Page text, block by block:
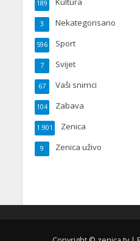
189
Nekategorisano
3
Sport
596
Svijet
7
Vaši snimci
67
Zabava
104
Zenica
1.901
Zenica uživo
9